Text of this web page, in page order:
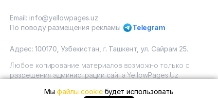
Email: info@yellowpages.uz
По поводу размещения рекламы
Telegram
Адрес: 100170, Узбекистан, г. Ташкент, ул. Сайрам 25.
Любое копирование материалов возможно только с
разрешения администрации сайта YellowPages.Uz
Copyright © Yellow Pages Uzbekistan, 2009 - 2026 / ООО
Мыфайлы cookieбудет использовать